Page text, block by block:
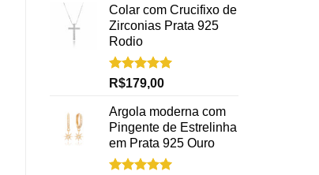
Colar com Crucifixo de
Zirconias Prata 925
Rodio
Avaliação
5.00
de 5
R$179,00
Argola moderna com
Pingente de Estrelinha
em Prata 925 Ouro